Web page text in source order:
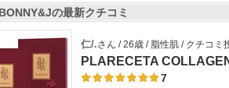
BONNY&Jの最新クチコミ
仁/.さん / 26歳 / 脂性肌 / クチコミ
PLARECETA
7